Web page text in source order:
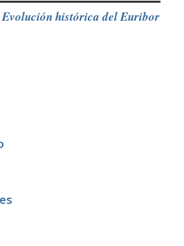
Evolución histórica del Euribor